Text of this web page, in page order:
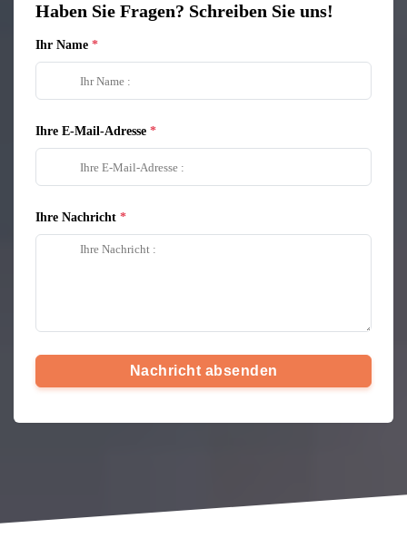
Haben Sie Fragen? Schreiben Sie uns!
Ihr Name
Ihre E-Mail-Adresse
Ihre Nachricht
Nachricht absenden